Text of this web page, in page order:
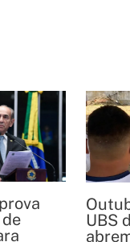
UBS